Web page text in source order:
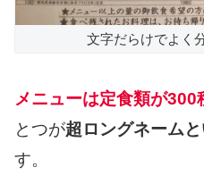
文字だらけでよく
メニューは定食類が300
とつが超ロングネーム
す。